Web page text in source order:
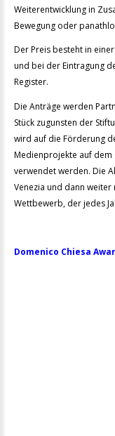
Weiterentwicklung in
Bewegung oder
Der Preis besteht in
und bei der Eintragung
Register.
Die Anträge werden
Stück zugunsten der
wird auf die Förderung
Medienprojekte auf
verwendet werden. Die
Venezia und dann
Wettbewerb, der jedes
Domenico Chiesa